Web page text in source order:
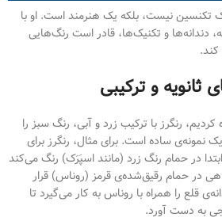
تکنسین نیست، بلکه یک هنرمند است. او با
دندانه‌ها و تکنیک‌ها، قادر است رنگ‌هایی
کند.
ثانویه و ترکیبی
رنگرز با ترکیب زرد و آبی، رنگ سبز را
نمونه‌ی ساده است. برای مثال، رنگرز برای
در حمام رنگ زرد (مانند اسپَرَک) رنگ می‌کند
در حمام رقیق‌شده‌ی قرمز (روناس) قرار
قلع را همراه با روناس به کار می‌گیرد تا
به دست آورد.